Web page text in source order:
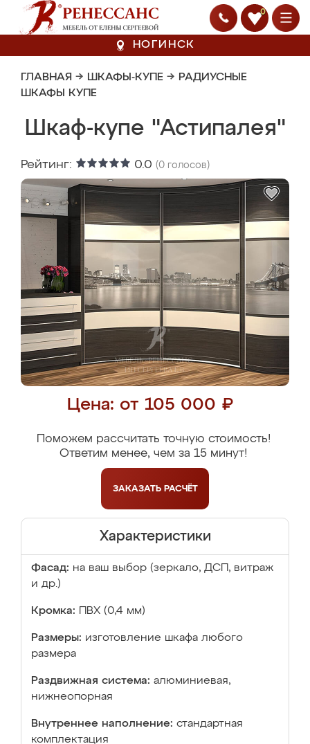
0
НОГИНСК
ГЛАВНАЯ → ШКАФЫ-КУПЕ → РАДИУСНЫЕ
ШКАФЫ КУПЕ
Шкаф-купе "Астипалея"
Рейтинг: 0.0 (0 голосов)
Цена: от 105 000 ₽
Поможем рассчитать точную стоимость!
Ответим менее, чем за 15 минут!
ЗАКАЗАТЬ РАСЧЁТ
Характеристики
Фасад: на ваш выбор (зеркало, ДСП, витраж
и др.)
Кромка: ПВХ (0,4 мм)
Размеры: изготовление шкафа любого
размера
Раздвижная система: алюминиевая,
нижнеопорная
Внутреннее наполнение: стандартная
комплектация